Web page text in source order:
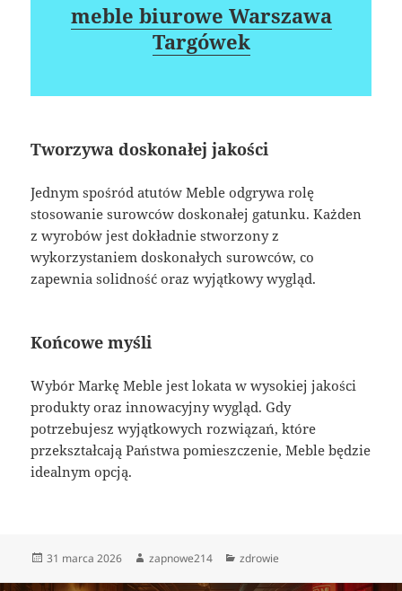
meble biurowe Warszawa
Targówek
Tworzywa doskonałej jakości
Jednym spośród atutów Meble odgrywa rolę
stosowanie surowców doskonałej gatunku. Każden
z wyrobów jest dokładnie stworzony z
wykorzystaniem doskonałych surowców, co
zapewnia solidność oraz wyjątkowy wygląd.
Końcowe myśli
Wybór Markę Meble jest lokata w wysokiej jakości
produkty oraz innowacyjny wygląd. Gdy
potrzebujesz wyjątkowych rozwiązań, które
przekształcają Państwa pomieszczenie, Meble będzie
idealnym opcją.
Data
31 marca 2026 Autor
zapnowe214 Kategorie
zdrowie